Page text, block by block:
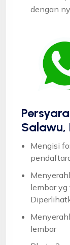
dengan
Salawu,
Mengisi
lembar yg
lembar